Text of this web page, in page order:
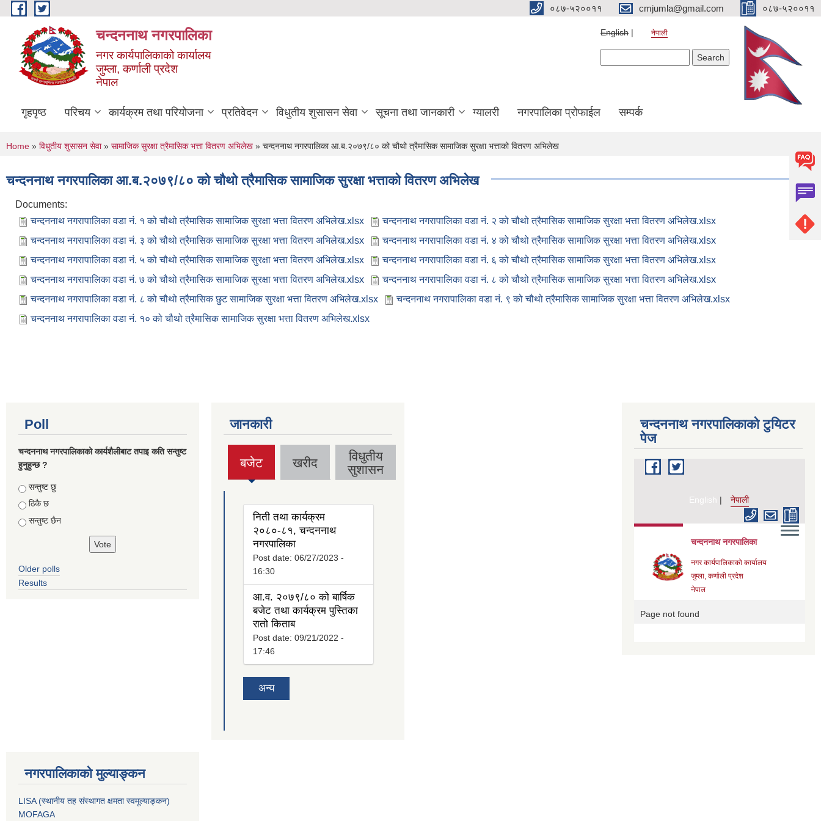
Skip to main content ०८७-५२००११ cmjumla@gmail.com ०८७-५२००११
चन्दननाथ नगरपालिका
नगर कार्यपालिकाको कार्यालय
जुम्ला, कर्णाली प्रदेश
नेपाल
English नेपाली
गृहपृष्ठ परिचय कार्यक्रम तथा परियोजना प्रतिवेदन विधुतीय शुसासन सेवा सूचना तथा जानकारी ग्यालरी नगरपालिका प्रोफाईल सम्पर्क
You are here
Home » विधुतीय शुसासन सेवा» सामाजिक सुरक्षा त्रैमासिक भत्ता वितरण अभिलेख » चन्दननाथ नगरपालिका आ.ब.२०७९/८० को चौथो त्रैमासिक सामाजिक सुरक्षा भत्ताको वितरण अभिलेख
चन्दननाथ नगरपालिका आ.ब.२०७९/८० को चौथो त्रैमासिक सामाजिक सुरक्षा भत्ताको वितरण अभिलेख
Documents:
चन्दननाथ नगरापालिका वडा नं. १ को चौथो त्रैमासिक सामाजिक सुरक्षा भत्ता वितरण अभिलेख.xlsx
चन्दननाथ नगरापालिका वडा नं. २ को चौथो त्रैमासिक सामाजिक सुरक्षा भत्ता वितरण अभिलेख.xlsx
चन्दननाथ नगरापालिका वडा नं. ३ को चौथो त्रैमासिक सामाजिक सुरक्षा भत्ता वितरण अभिलेख.xlsx
चन्दननाथ नगरापालिका वडा नं. ४ को चौथो त्रैमासिक सामाजिक सुरक्षा भत्ता वितरण अभिलेख.xlsx
चन्दननाथ नगरापालिका वडा नं. ५ को चौथो त्रैमासिक सामाजिक सुरक्षा भत्ता वितरण अभिलेख.xlsx
चन्दननाथ नगरापालिका वडा नं. ६ को चौथो त्रैमासिक सामाजिक सुरक्षा भत्ता वितरण अभिलेख.xlsx
चन्दननाथ नगरापालिका वडा नं. ७ को चौथो त्रैमासिक सामाजिक सुरक्षा भत्ता वितरण अभिलेख.xlsx
चन्दननाथ नगरापालिका वडा नं. ८ को चौथो त्रैमासिक सामाजिक सुरक्षा भत्ता वितरण अभिलेख.xlsx
चन्दननाथ नगरापालिका वडा नं. ८ को चौथो त्रैमासिक छुट सामाजिक सुरक्षा भत्ता वितरण अभिलेख.xlsx
चन्दननाथ नगरापालिका वडा नं. ९ को चौथो त्रैमासिक सामाजिक सुरक्षा भत्ता वितरण अभिलेख.xlsx
चन्दननाथ नगरापालिका वडा नं. १० को चौथो त्रैमासिक सामाजिक सुरक्षा भत्ता वितरण अभिलेख.xlsx
Poll
चन्दननाथ नगरपालिकाको कार्यशैलीबाट तपाइ कति सन्तुष्ट
हुनुहुन्छ ?
Choices
सन्तुष्ट छु
ठिकै छ
सन्तुष्ट छैन
Older polls
Results
जानकारी
बजेट
(active
tab)
खरीद
विधुतीय
सुशासन
निती तथा कार्यक्रम
२०८०-८१, चन्दननाथ
नगरपालिका
Post date: 06/27/2023 -
16:30
आ.व. २०७९/८० को बार्षिक
बजेट तथा कार्यक्रम पुस्तिका
रातो किताब
Post date: 09/21/2022 -
17:46
अन्य
चन्दननाथ नगरपालिकाको टुयिटर
पेज
नगरपालिकाको मुल्याङ्कन
LISA (स्थानीय तह संस्थागत क्षमता स्वमूल्याङ्कन)
MOFAGA